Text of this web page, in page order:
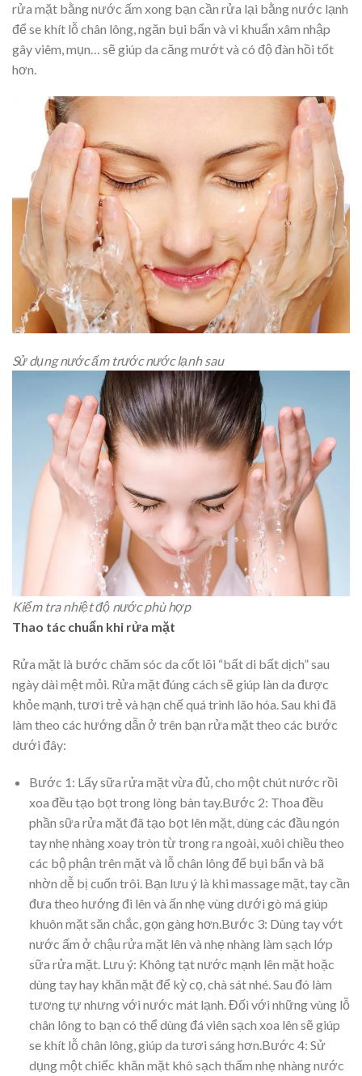
rửa mặt bằng nước ấm xong bạn cần rửa lại bằng nước lạnh
để se khít lỗ chân lông, ngăn bụi bẩn và vi khuẩn xâm nhập
gây viêm, mụn… sẽ giúp da căng mướt và có độ đàn hồi tốt
hơn.
Sử dụng nước ấm trước nước lạnh sau
Kiểm tra nhiệt độ nước phù hợp
Thao tác chuẩn khi rửa mặt
Rửa mặt là bước chăm sóc da cốt lõi “bất di bất dịch” sau
ngày dài mệt mỏi. Rửa mặt đúng cách sẽ giúp làn da được
khỏe mạnh, tươi trẻ và hạn chế quá trình lão hóa. Sau khi đã
làm theo các hướng dẫn ở trên bạn rửa mặt theo các bước
dưới đây:
Bước 1: Lấy sữa rửa mặt vừa đủ, cho một chút nước rồi
xoa đều tạo bọt trong lòng bàn tay.Bước 2: Thoa đều
phần sữa rửa mặt đã tạo bọt lên mặt, dùng các đầu ngón
tay nhẹ nhàng xoay tròn từ trong ra ngoài, xuôi chiều theo
các bộ phận trên mặt và lỗ chân lông để bụi bẩn và bã
nhờn dễ bị cuốn trôi. Bạn lưu ý là khi massage mặt, tay cần
đưa theo hướng đi lên và ấn nhẹ vùng dưới gò má giúp
khuôn mặt săn chắc, gọn gàng hơn.Bước 3: Dùng tay vớt
nước ấm ở chậu rửa mặt lên và nhẹ nhàng làm sạch lớp
sữa rửa mặt. Lưu ý: Không tạt nước mạnh lên mặt hoặc
dùng tay hay khăn mặt để kỳ cọ, chà sát nhé. Sau đó làm
tương tự nhưng với nước mát lạnh. Đối với những vùng lỗ
chân lông to bạn có thể dùng đá viên sạch xoa lên sẽ giúp
se khít lỗ chân lông, giúp da tươi sáng hơn.Bước 4: Sử
dụng một chiếc khăn mặt khô sạch thấm nhẹ nhàng nước